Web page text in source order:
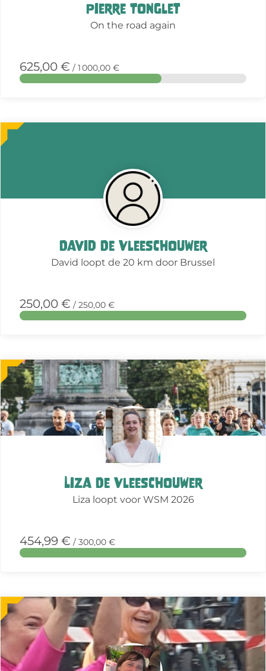
Pierre Tonglet
On the road again
625,00 € / 1 000,00 €
David De Vleeschouwer
David loopt de 20 km door Brussel
250,00 € / 250,00 €
More
about
this
Liza De Vleeschouwer
Liza loopt voor WSM 2026
454,99 € / 300,00 €
More
about
this
action
More
about
this
action